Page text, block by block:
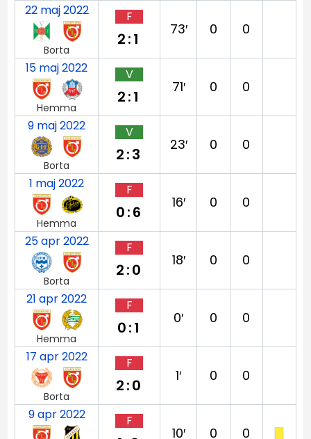
22 maj 2022
Borta
F
2:1
73′ 0 0
15 maj 2022
Hemma
V
2:1
71′ 0 0
9 maj 2022
Borta
V
2:3
23′ 0 0
1 maj 2022
Hemma
F
0:6
16′ 0 0
25 apr 2022
Borta
F
2:0
18′ 0 0
21 apr 2022
Hemma
F
0:1
0′ 0 0
17 apr 2022
Borta
F
2:0
1′ 0 0
9 apr 2022 F
10′ 0 0